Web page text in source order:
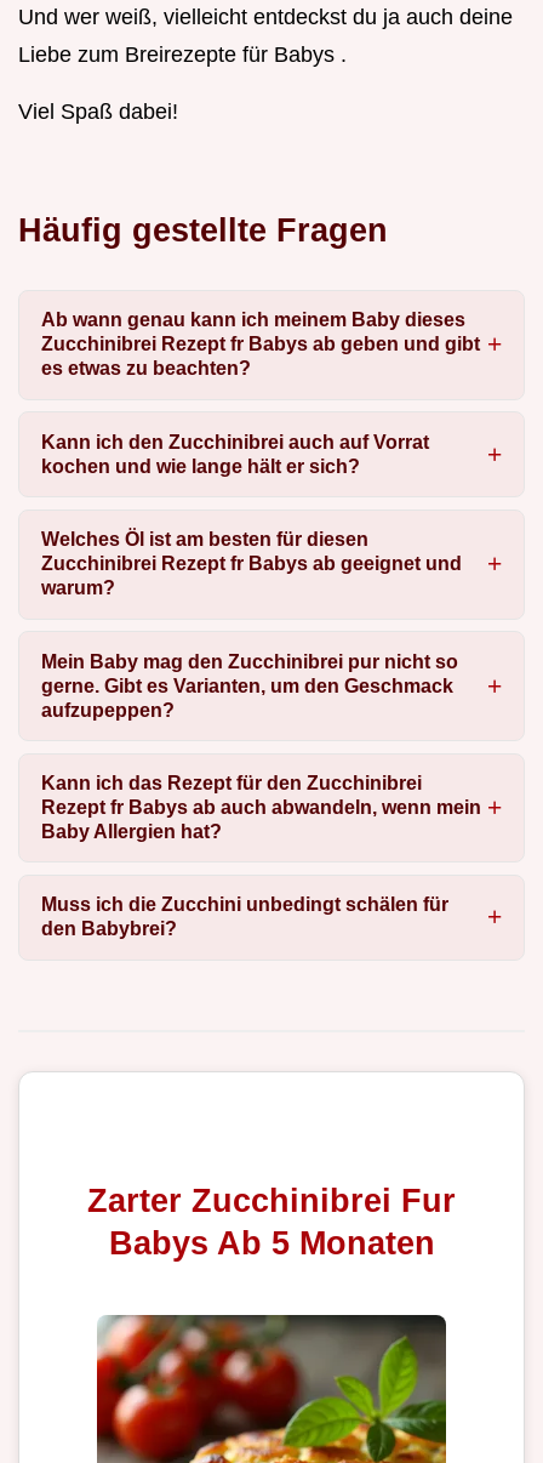
Und wer weiß, vielleicht entdeckst du ja auch deine
Liebe zum Breirezepte für Babys .
Viel Spaß dabei!
Häufig gestellte Fragen
Ab wann genau kann ich meinem Baby dieses
Zucchinibrei Rezept fr Babys ab geben und gibt
es etwas zu beachten?
Kann ich den Zucchinibrei auch auf Vorrat
kochen und wie lange hält er sich?
Welches Öl ist am besten für diesen
Zucchinibrei Rezept fr Babys ab geeignet und
warum?
Mein Baby mag den Zucchinibrei pur nicht so
gerne. Gibt es Varianten, um den Geschmack
aufzupeppen?
Kann ich das Rezept für den Zucchinibrei
Rezept fr Babys ab auch abwandeln, wenn mein
Baby Allergien hat?
Muss ich die Zucchini unbedingt schälen für
den Babybrei?
Zarter Zucchinibrei Fur
Babys Ab 5 Monaten